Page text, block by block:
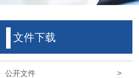
文件下载
公开文件 >